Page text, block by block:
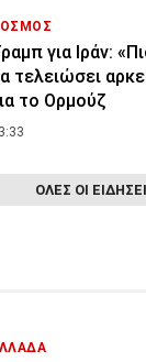
για Ιράν:
τελειώσει
το Ορμούζ
ΟΛΕΣ ΟΙ